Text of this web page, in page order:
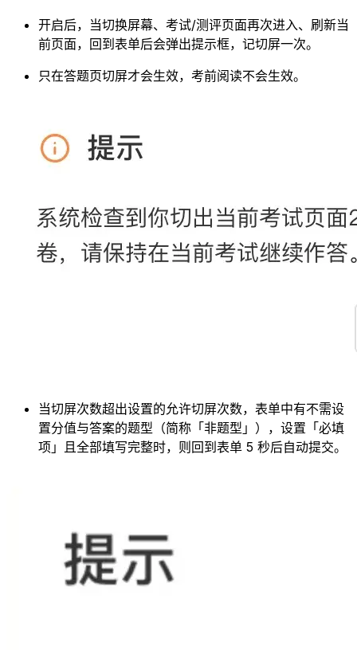
开启后，当切换屏幕、考试/测评页面再次进入、刷新当
前页面，回到表单后会弹出提示框，记切屏一次。
只在答题页切屏才会生效，考前阅读不会生效。
当切屏次数超出设置的允许切屏次数，表单中有不需设
置分值与答案的题型（简称「非题型」），设置「必填
项」且全部填写完整时，则回到表单 5 秒后自动提交。